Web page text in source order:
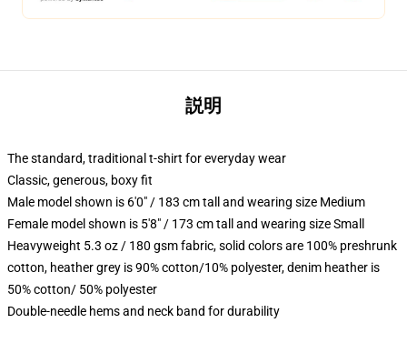
説明
The standard, traditional t-shirt for everyday wear
Classic, generous, boxy fit
Male model shown is 6'0" / 183 cm tall and wearing size Medium
Female model shown is 5'8" / 173 cm tall and wearing size Small
Heavyweight 5.3 oz / 180 gsm fabric, solid colors are 100% preshrunk
cotton, heather grey is 90% cotton/10% polyester, denim heather is
50% cotton/ 50% polyester
Double-needle hems and neck band for durability